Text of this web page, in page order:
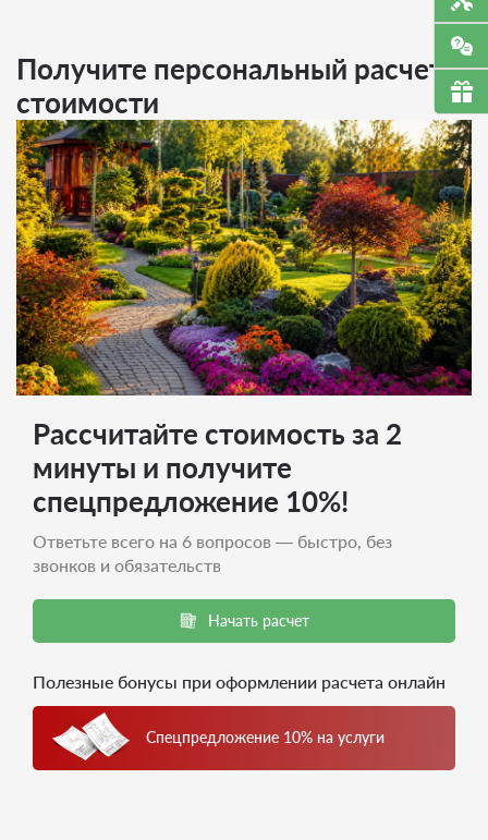
Получите персональный расчет
стоимости
Рассчитайте стоимость за 2
минуты и получите
спецпредложение 10%!
Ответьте всего на 6 вопросов — быстро, без
звонков и обязательств
Начать расчет
Полезные бонусы при оформлении расчета онлайн
Спецпредложение 10% на услуги